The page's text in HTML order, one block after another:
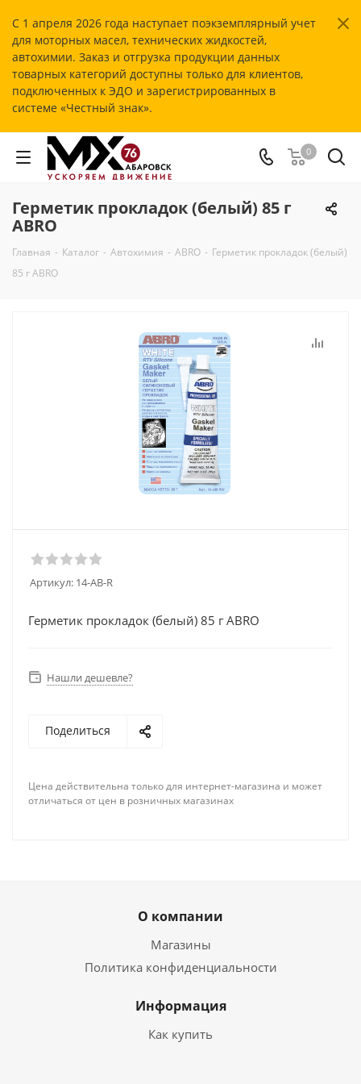
С 1 апреля 2026 года наступает поэкземплярный учет
для моторных масел, технических жидкостей,
автохимии. Заказ и отгрузка продукции данных
товарных категорий доступны только для клиентов,
подключенных к ЭДО и зарегистрированных в
системе «Честный знак».
0
Герметик прокладок (белый) 85 г
ABRO
Главная - Каталог - Автохимия - ABRO - Герметик прокладок (белый)
85 г ABRO
Артикул: 14-AB-R
Герметик прокладок (белый) 85 г ABRO
Нашли дешевле?
Поделиться
Цена действительна только для интернет-магазина и может
отличаться от цен в розничных магазинах
О компании
Магазины
Политика конфиденциальности
Информация
Как купить